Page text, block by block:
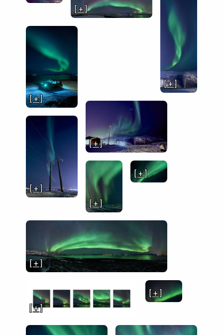
[ + ]
[ + ]
[ + ]
[ + ]
[ + ]
[ + ]
[ + ]
[ + ]
[ + ]
[ + ]